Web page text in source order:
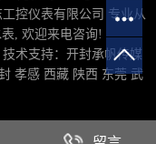
控仪表有限公司 专业从
, 欢迎来电咨询!
技术支持： 开封承帆传媒
孝感 西藏 陕西 东莞 武